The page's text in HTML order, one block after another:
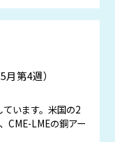
第4週）
います。米国の2
CME-LMEの銅アー